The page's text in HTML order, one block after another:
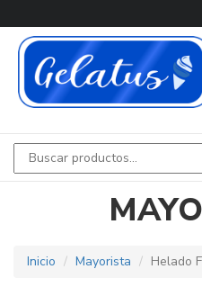
Inicio Mayorista Helado